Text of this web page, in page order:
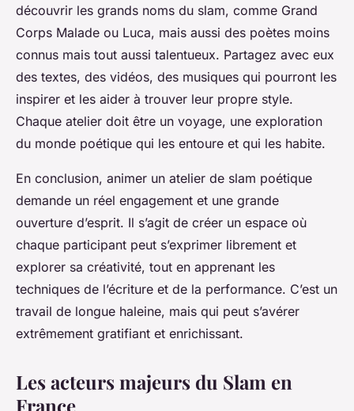
découvrir les grands noms du slam, comme Grand
Corps Malade ou Luca, mais aussi des poètes moins
connus mais tout aussi talentueux. Partagez avec eux
des textes, des vidéos, des musiques qui pourront les
inspirer et les aider à trouver leur propre style.
Chaque atelier doit être un voyage, une exploration
du monde poétique qui les entoure et qui les habite.
En conclusion, animer un atelier de slam poétique
demande un réel engagement et une grande
ouverture d’esprit. Il s’agit de créer un espace où
chaque participant peut s’exprimer librement et
explorer sa créativité, tout en apprenant les
techniques de l’écriture et de la performance. C’est un
travail de longue haleine, mais qui peut s’avérer
extrêmement gratifiant et enrichissant.
Les acteurs majeurs du Slam en
France